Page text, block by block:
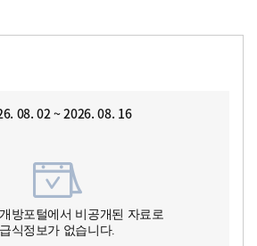
08. 02 ~ 2026. 08. 16
방포털에서 비공개된 자료로
급식정보가 없습니다.